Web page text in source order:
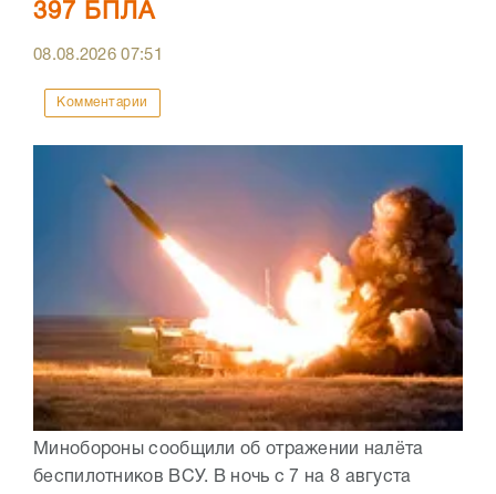
397 БПЛА
08.08.202607:51
Комментарии
Минобороны сообщили об отражении налёта
беспилотников ВСУ. В ночь с 7 на 8 августа